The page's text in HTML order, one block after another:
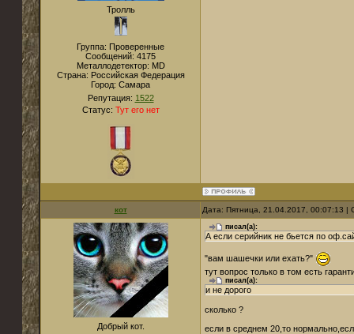
Тролль
Группа: Проверенные
Сообщений: 4175
Металлодетектор: MD
Страна: Российская Федерация
Город: Самара
Репутация: 1522
Статус: Тут его нет
кот Дата: Пятница, 21.04.2017, 00:07:13
Добрый кот.
писал(а):
А если серийник не бьется по
"вам шашечки или ехать?"
тут вопрос только в том есть
писал(а):
и не дорого
сколько ?
если в среднем 20,то